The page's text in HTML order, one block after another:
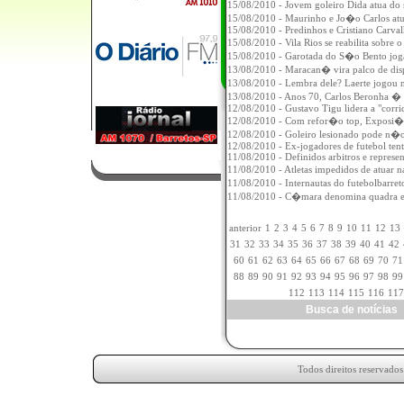
15/08/2010 - Jovem goleiro Dida atua
15/08/2010 - Maurinho e Jo�o Carlos
15/08/2010 - Predinhos e Cristiano
15/08/2010 - Vila Rios se reabilita sobre
15/08/2010 - Garotada do S�o Bento
13/08/2010 - Maracan� vira palco de
13/08/2010 - Lembra dele? Laerte jogou
13/08/2010 - Anos 70, Carlos Beronha
12/08/2010 - Gustavo Tigu lidera a
12/08/2010 - Com refor�o top,
12/08/2010 - Goleiro lesionado pode
12/08/2010 - Ex-jogadores de futebol
11/08/2010 - Definidos arbitros e
11/08/2010 - Atletas impedidos de
11/08/2010 - Internautas do
11/08/2010 - C�mara denomina quadra
anterior 1 2 3 4 5 6 7 8 9 10 11 12 13
31 32 33 34 35 36 37 38 39 40 41 42
60 61 62 63 64 65 66 67 68 69 70 71
88 89 90 91 92 93 94 95 96 97 98 99
112 113 114 115 116 117
Busca de
Todos direitos